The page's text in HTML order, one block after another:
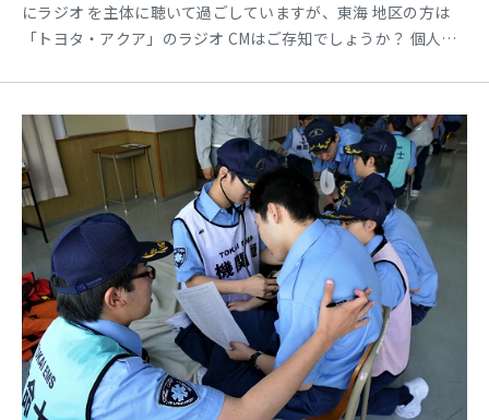
にラジオ を主体に聴いて過ごしていますが、東海 地区の方は
「トヨタ・アクア」のラジオ CMはご存知でしょうか？ 個人的
クマ！」のラジオCMです！笑 「スゴい！」と感じることが身
近にあり 嬉しく感じています。 本校の1年生のモチベーション
がスゴい です！ その内容ですが・・・
東海医療科学
専門学校
東海医療科学
専門学校
東海医療科学
専門学校
東海医療科学
専門学校